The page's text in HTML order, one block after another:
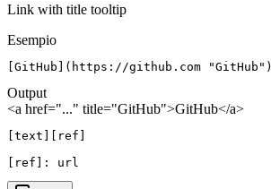
Link with title tooltip
Esempio
[GitHub](https://github.com "GitHub")
Output
<a href="..." title="GitHub">GitHub</a>
[text][ref]
[ref]: url